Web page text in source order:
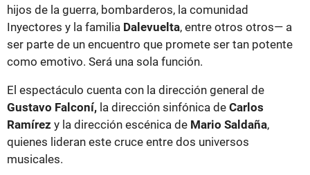
hijos de la guerra, bombarderos, la comunidad
Inyectores y la familia Dalevuelta, entre otros otros— a
ser parte de un encuentro que promete ser tan potente
como emotivo. Será una sola función.
El espectáculo cuenta con la dirección general de
Gustavo Falconí, la dirección sinfónica de Carlos
Ramírez y la dirección escénica de Mario Saldaña,
quienes lideran este cruce entre dos universos
musicales.